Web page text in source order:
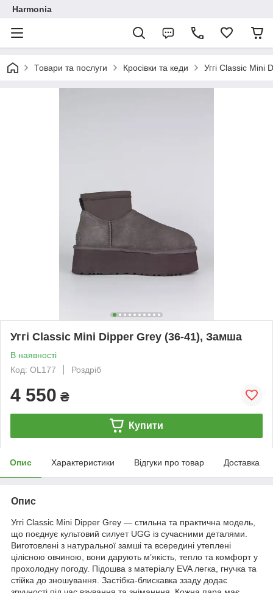
Harmonia
Товари та послуги Кросівки та кеди Уггі Classic
Уггі Classic Mini Dipper Grey (36-41), Замша
В наявності
Код: OL177
Роздріб
4 550 ₴
Купити
Опис Характеристики Відгуки про товар Доставка
Опис
Уггі Classic Mini Dipper Grey — стильна та практична модель,
що поєднує культовий силует UGG із сучасними деталями.
Виготовлені з натуральної замші та всередині утеплені
цілісною овчиною, вони дарують м’якість, тепло та комфорт у
прохолодну погоду. Підошва з матеріалу EVA легка, гнучка та
стійка до зношування. Застібка-блискавка ззаду додає